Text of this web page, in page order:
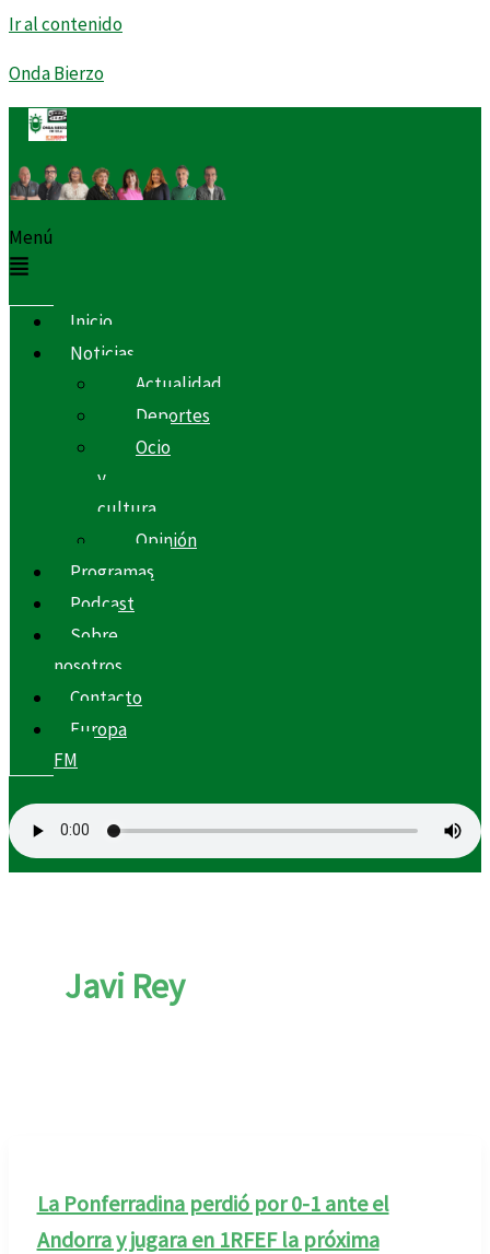
Ir al contenido
Onda Bierzo
Menú
Inicio
Noticias
Actualidad
Deportes
Ocio
y
cultura
Opinión
Programas
Podcast
Sobre
nosotros
Contacto
Europa
FM
Javi Rey
La Ponferradina perdió por 0-1 ante el
Andorra y jugara en 1RFEF la próxima